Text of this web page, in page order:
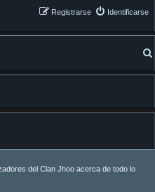
Identificarse
Registrarse
del Clan Jhoo acerca de todo lo